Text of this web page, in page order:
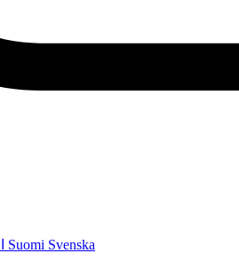
Suomi Svenska